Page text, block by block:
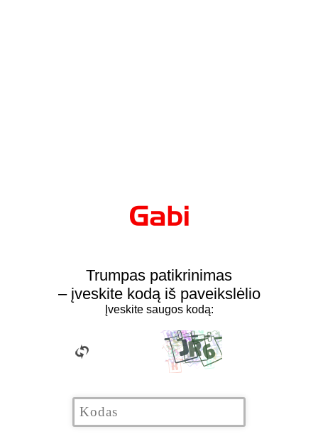
Trumpas patikrinimas
– įveskite kodą iš paveikslėlio
Įveskite saugos kodą: